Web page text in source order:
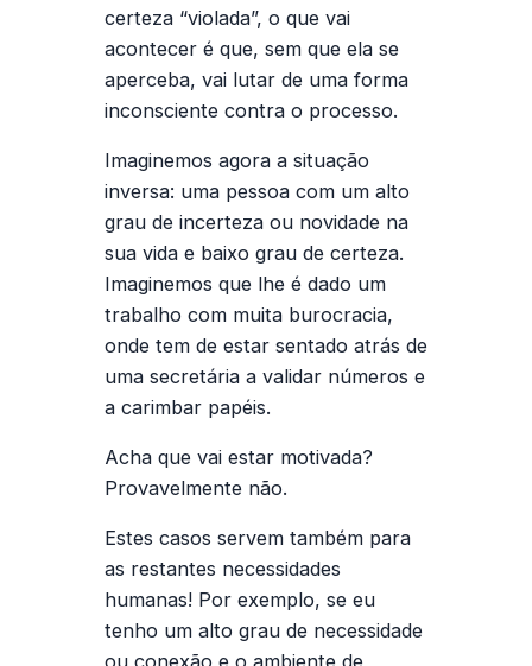
certeza “violada”, o que vai
acontecer é que, sem que ela se
aperceba, vai lutar de uma forma
inconsciente contra o processo.
Imaginemos agora a situação
inversa: uma pessoa com um alto
grau de incerteza ou novidade na
sua vida e baixo grau de certeza.
Imaginemos que lhe é dado um
trabalho com muita burocracia,
onde tem de estar sentado atrás de
uma secretária a validar números e
a carimbar papéis.
Acha que vai estar motivada?
Provavelmente não.
Estes casos servem também para
as restantes necessidades
humanas! Por exemplo, se eu
tenho um alto grau de necessidade